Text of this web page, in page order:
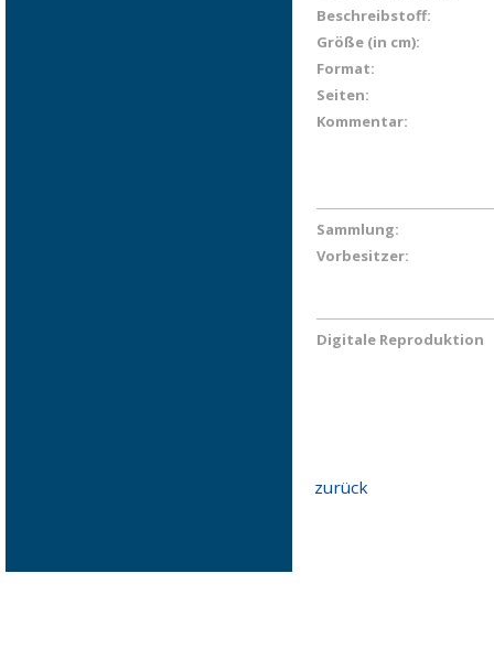
Beschreibstoff:
Größe (in cm):
Format:
Seiten:
Kommentar:
Sammlung:
Vorbesitzer:
Digitale Reproduktion
zurück